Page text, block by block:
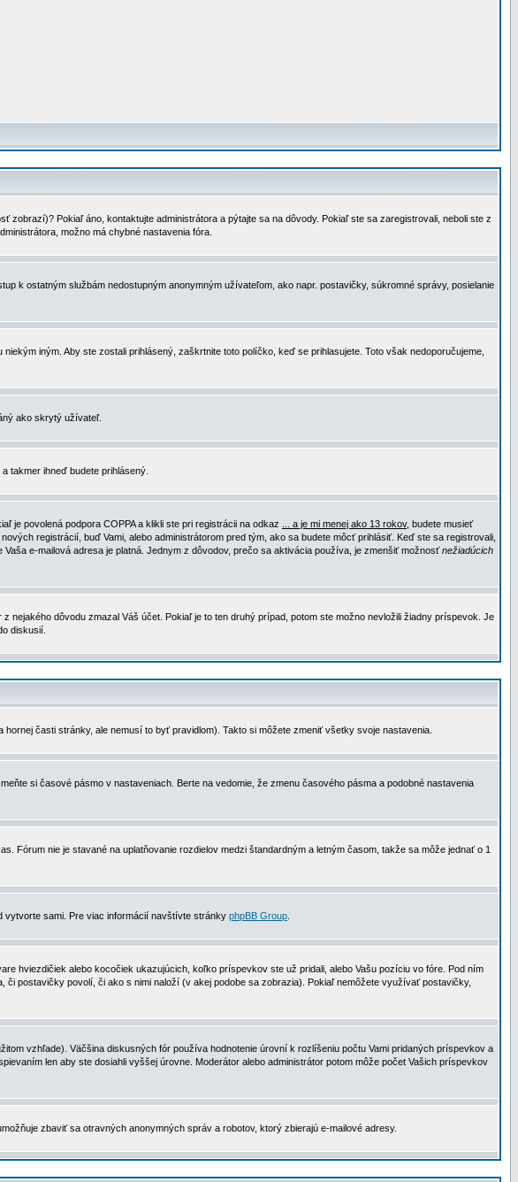
Pokiaľ áno, kontaktujte administrátora a pýtajte sa na dôvody. Pokiaľ ste sa zaregistrovali, neboli ste z
možno má chybné nastavenia fóra.
k ostatným službám nedostupným anonymným užívateľom, ako napr. postavičky, súkromné správy, posielanie
iným. Aby ste zostali prihlásený, zaškrtnite toto políčko, keď se prihlasujete. Toto však nedoporučujeme,
ako skrytý užívateľ.
takmer ihneď budete prihlásený.
je povolená podpora COPPA a klikli ste pri registrácii na odkaz
... a je mi menej ako 13 rokov, budete musieť
registrácií, buď Vami, alebo administrátorom pred tým, ako sa budete môcť prihlásiť. Keď ste sa registrovali,
e-mailová adresa je platná. Jednym z dôvodov, prečo sa aktivácia používa, je zmenšiť možnosťnežiadúcich
nejakého dôvodu zmazal Váš účet. Pokiaľ je to ten druhý prípad, potom ste možno nevložili žiadny príspevok. Je
diskusií.
hornej časti stránky, ale nemusí to byť pravidlom). Takto si môžete zmeniť všetky svoje nastavenia.
si časové pásmo v nastaveniach. Berte na vedomie, že zmenu časového pásma a podobné nastavenia
Fórum nie je stavané na uplatňovanie rozdielov medzi štandardným a letným časom, takže sa môže jednať o 1
vytvorte sami. Pre viac informácií navštívte stránky phpBB Group
hviezdičiek alebo kocočiek ukazujúcich, koľko príspevkov ste už pridali, alebo Vašu pozíciu vo fóre. Pod ním
postavičky povolí, či ako s nimi naloží (v akej podobe sa zobrazia). Pokiaľ nemôžete využívať postavičky,
vzhľade). Väčšina diskusných fór používa hodnotenie úrovní k rozlíšeniu počtu Vami pridaných príspevkov a
len aby ste dosiahli vyššej úrovne. Moderátor alebo administrátor potom môže počet Vašich príspevkov
zbaviť sa otravných anonymných správ a robotov, ktorý zbierajú e-mailové adresy.